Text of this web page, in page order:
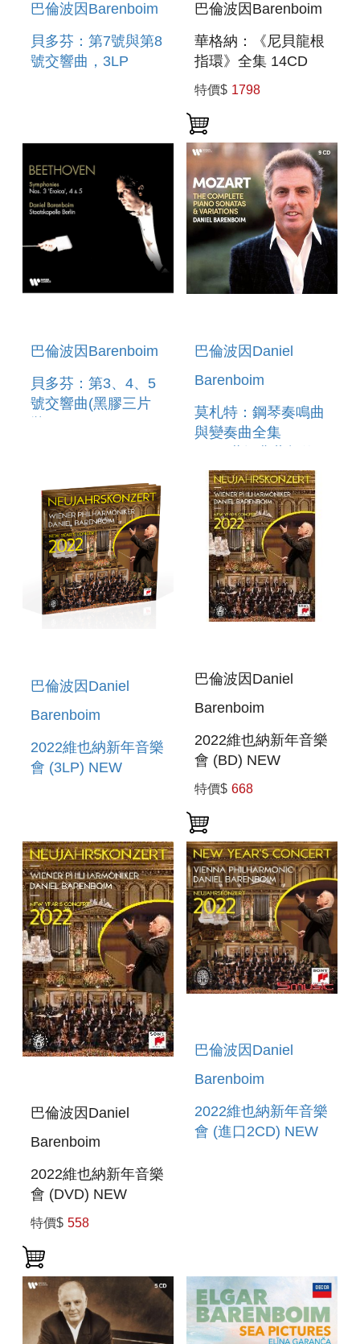
巴倫波因Barenboim
貝多芬：第7號與第8
號交響曲，3LP
巴倫波因Barenboim
華格納：《尼貝龍根
指環》全集 14CD
WAGNER: DER
NIBELUNGEN 14CD
特價$ 1798
巴倫波因Barenboim
貝多芬：第3、4、5
號交響曲(黑膠三片
巴倫波因Daniel
Barenboim
莫札特：鋼琴奏鳴曲
與變奏曲全集
盒) MOZART:
COMPLETE PIANO
SONATAS &
VARIATIONS (9CD)
巴倫波因Daniel
Barenboim
2022維也納新年音樂
會 (3LP) NEW
巴倫波因Daniel
Barenboim
2022維也納新年音樂
會 (BD) NEW
YEAR`S CONCERT
2022 (BD)
特價$ 668
巴倫波因Daniel
Barenboim
2022維也納新年音樂
會 (DVD) NEW
YEAR`S CONCERT
特價$ 558
巴倫波因Daniel
Barenboim
2022維也納新年音樂
會 (進口2CD) NEW